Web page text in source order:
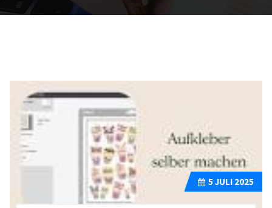
5 JULI 2025